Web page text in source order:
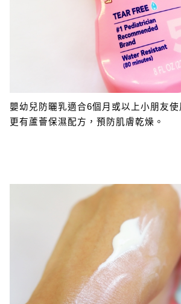
嬰幼兒防曬乳適合6個月或以上小朋友使
更有蘆薈保濕配方，預防肌膚乾燥。